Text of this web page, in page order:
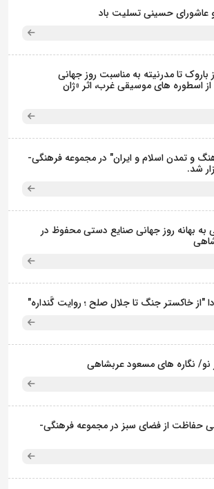
عاشورای حسینی تسلیت باد
تا مدرنیته به مناسبت روز جهانی
38 پرتره از اسطوره های موسیقی غرب، اثر «ژان
و تمدن اسلام و ایران" در مجموعه فرهنگی‌-
شد.
به بهانه روز جهانی صنایع دستی محفوظ در
"از خاکستر جنگ تا جلال صلح ؛ روایت گَنداره"
نو/ نگاره های مسعود عربشاهی
حفاظت از فضای سبز در مجموعه فرهنگی-